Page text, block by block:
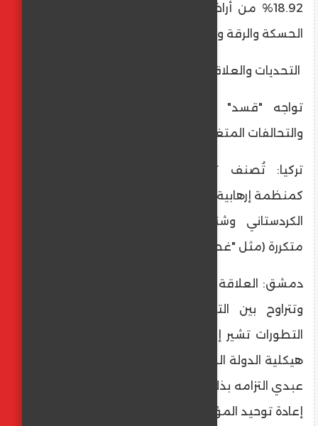
18.92% من أراضي سوريا، وتشمل محافظات
الحسكة والرقة وأجزاء من دير الزور وحلب.
​ التحديات والعلاقات المعقدة
​تواجه "قسد" شبكة معقدة من التوترات
والتحالفات المتغيرة:
​تركيا: تُصنف تركيا وحدات حماية الشعب
كمنظمة إرهابية وتعتبرها امتداداً لـحزب العمال
الكردستاني وشنت ضدها عمليات عسكرية
متكررة (مثل "غصن الزيتون" و"نبع السلام").
​دمشق: العلاقة مع الحكومة السورية متقلبة،
وتتراوح بين التنسيق الأمني والتوتر. أحدث
التطورات تشير إلى محاولات لدمج "قسد" في
هيكلية الدولة السورية، كما أكد قائدها مظلوم
عبدي التزامه بذلك مؤخراً، في خطوة تهدف إلى
إعادة توحيد المؤسسات.